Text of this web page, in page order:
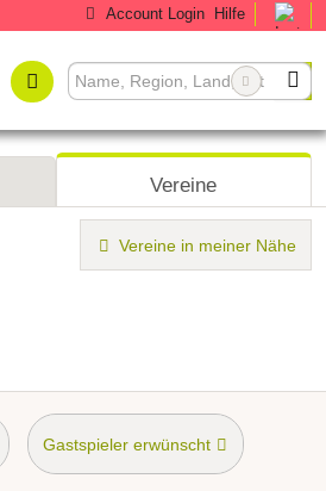
Account Login Hilfe
Vereine
Vereine in meiner Nähe
Gastspieler erwünscht